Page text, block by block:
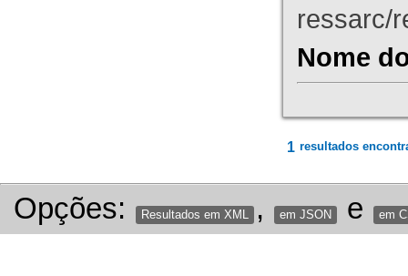
ressarc/
Nome
1 resultados
Opções: Resultados em XML , em JSON e em